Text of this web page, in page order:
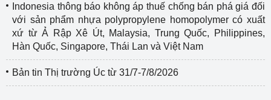
Indonesia thông báo không áp thuế chống bán phá giá đối
với sản phẩm nhựa polypropylene homopolymer có xuất
xứ từ Ả Rập Xê Út, Malaysia, Trung Quốc, Philippines,
Hàn Quốc, Singapore, Thái Lan và Việt Nam
Bản tin Thị trường Úc từ 31/7-7/8/2026